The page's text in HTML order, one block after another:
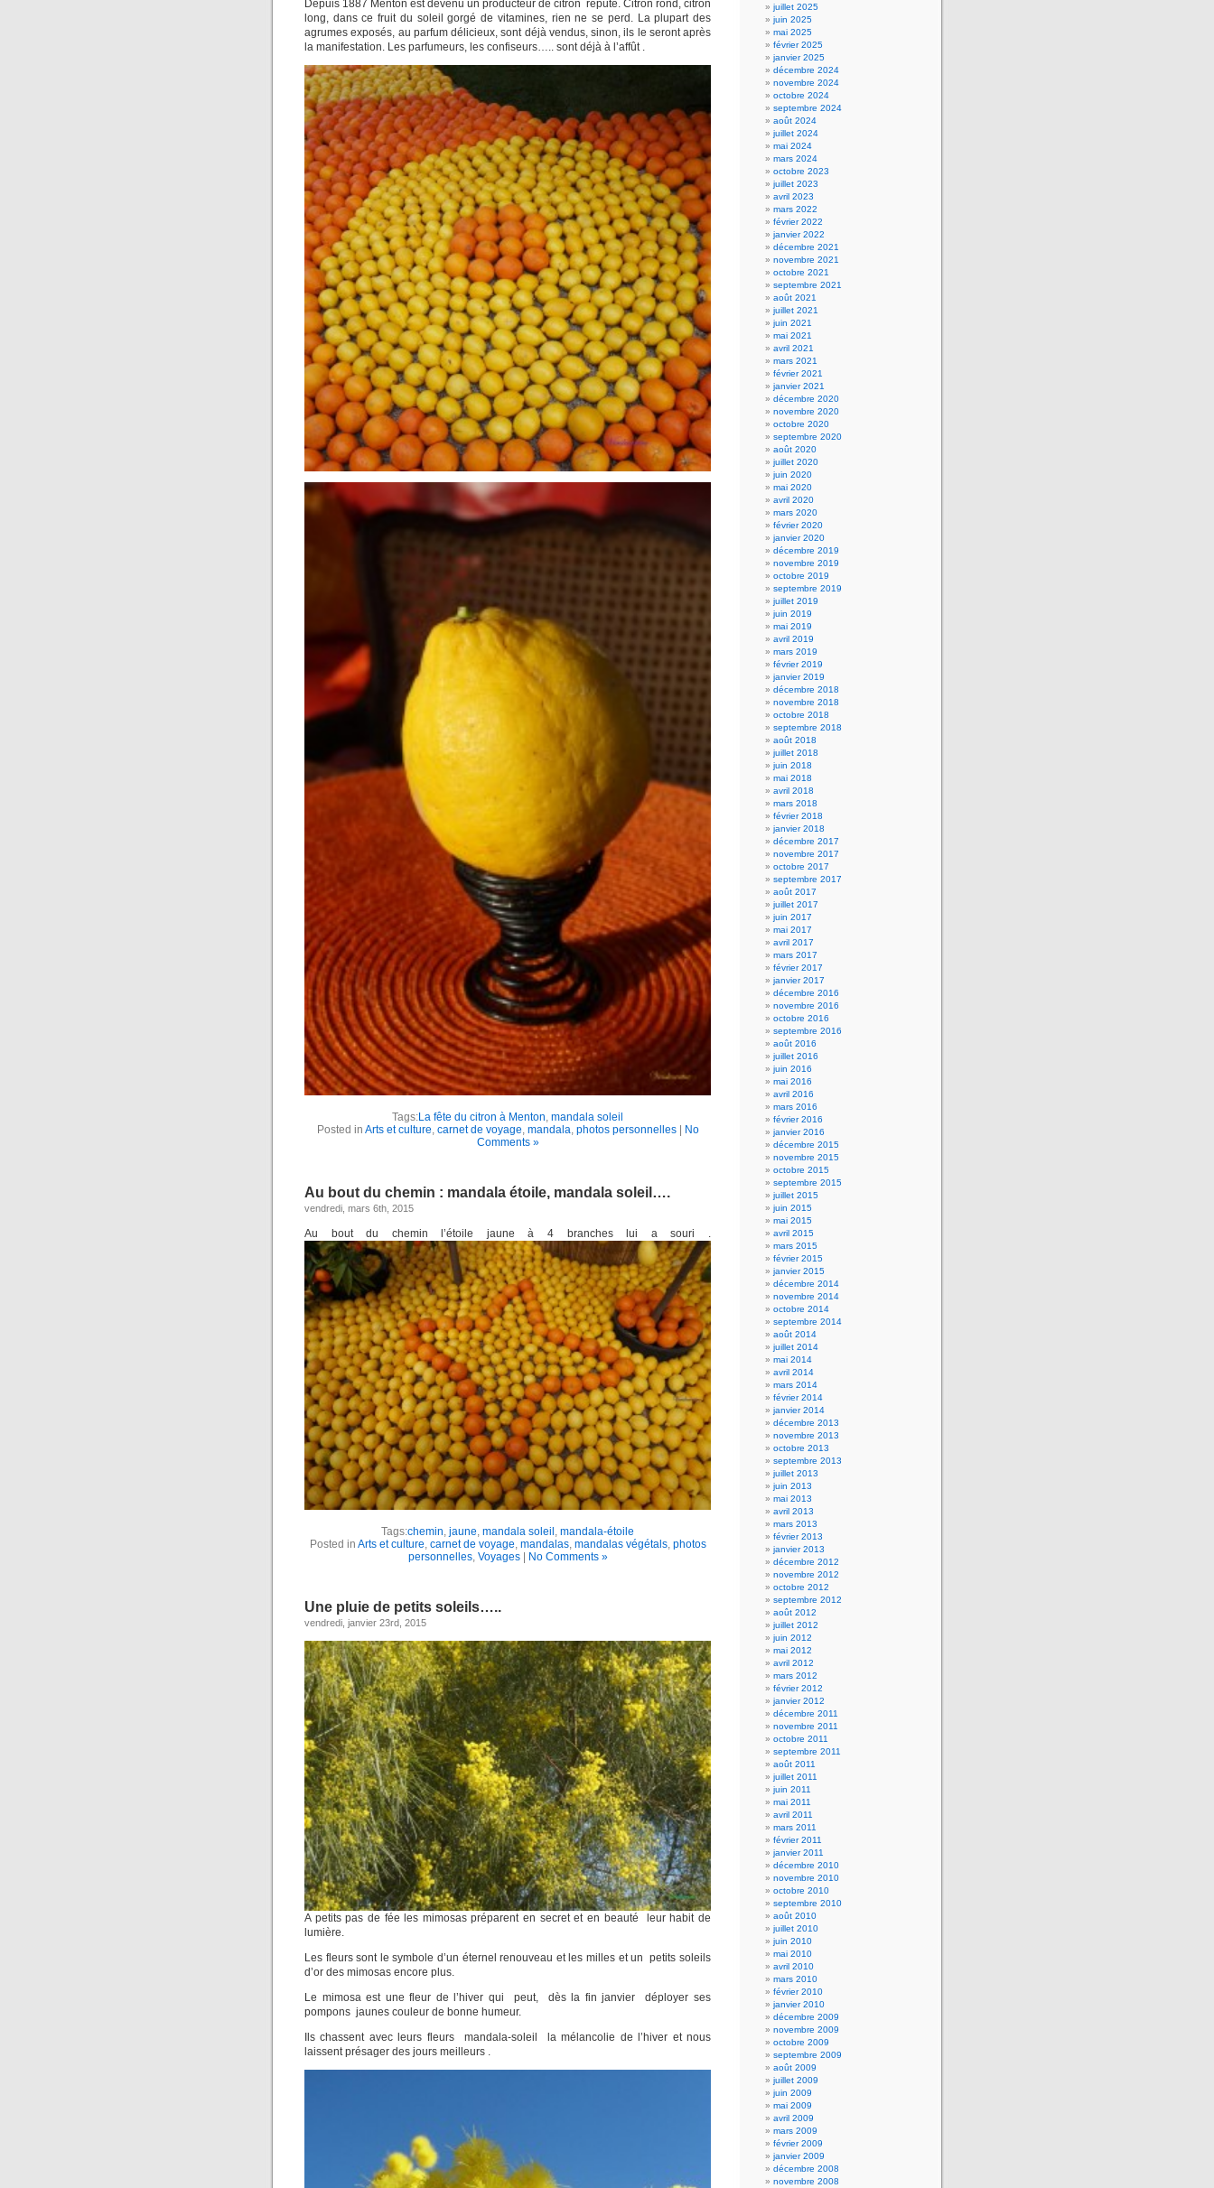
Depuis 1887 Menton est devenu un producteur de citron réputé. Citron rond, citron
long, dans ce fruit du soleil gorgé de vitamines, rien ne se perd. La plupart des
agrumes exposés, au parfum délicieux, sont déjà vendus, sinon, ils le seront après
la manifestation. Les parfumeurs, les confiseurs….. sont déjà à l’affût .
Tags:La fête du citron à Menton mandala soleil
Posted in Arts et culture carnet de voyage mandala photos personnelles| No
Comments »
Au bout du chemin : mandala étoile, mandala soleil….
vendredi, mars 6th, 2015
Au bout du chemin l’étoile jaune à 4 branches lui a souri .
Tags:chemin, jaune, mandala soleil , mandala-étoile
Posted in Arts et culture, carnet de voyage, mandalas, mandalas végétals, photos
personnelles, Voyages| No Comments »
Une pluie de petits soleils…..
vendredi, janvier 23rd, 2015
A petits pas de fée les mimosas préparent en secret et en beauté leur habit de
lumière.
Les fleurs sont le symbole d’un éternel renouveau et les milles et un petits soleils
d’or des mimosas encore plus.
Le mimosa est une fleur de l’hiver qui peut, dès la fin janvier déployer ses
pompons jaunes couleur de bonne humeur.
Ils chassent avec leurs fleurs mandala-soleil la mélancolie de l’hiver et nous
laissent présager des jours meilleurs .
juillet 2025
juin 2025
mai 2025
février 2025
janvier 2025
décembre 2024
novembre 2024
octobre 2024
septembre 2024
août 2024
juillet 2024
mai 2024
mars 2024
octobre 2023
juillet 2023
avril 2023
mars 2022
février 2022
janvier 2022
décembre 2021
novembre 2021
octobre 2021
septembre 2021
août 2021
juillet 2021
juin 2021
mai 2021
avril 2021
mars 2021
février 2021
janvier 2021
décembre 2020
novembre 2020
octobre 2020
septembre 2020
août 2020
juillet 2020
juin 2020
mai 2020
avril 2020
mars 2020
février 2020
janvier 2020
décembre 2019
novembre 2019
octobre 2019
septembre 2019
juillet 2019
juin 2019
mai 2019
avril 2019
mars 2019
février 2019
janvier 2019
décembre 2018
novembre 2018
octobre 2018
septembre 2018
août 2018
juillet 2018
juin 2018
mai 2018
avril 2018
mars 2018
février 2018
janvier 2018
décembre 2017
novembre 2017
octobre 2017
septembre 2017
août 2017
juillet 2017
juin 2017
mai 2017
avril 2017
mars 2017
février 2017
janvier 2017
décembre 2016
novembre 2016
octobre 2016
septembre 2016
août 2016
juillet 2016
juin 2016
mai 2016
avril 2016
mars 2016
février 2016
janvier 2016
décembre 2015
novembre 2015
octobre 2015
septembre 2015
juillet 2015
juin 2015
mai 2015
avril 2015
mars 2015
février 2015
janvier 2015
décembre 2014
novembre 2014
octobre 2014
septembre 2014
août 2014
juillet 2014
mai 2014
avril 2014
mars 2014
février 2014
janvier 2014
décembre 2013
novembre 2013
octobre 2013
septembre 2013
juillet 2013
juin 2013
mai 2013
avril 2013
mars 2013
février 2013
janvier 2013
décembre 2012
novembre 2012
octobre 2012
septembre 2012
août 2012
juillet 2012
juin 2012
mai 2012
avril 2012
mars 2012
février 2012
janvier 2012
décembre 2011
novembre 2011
octobre 2011
septembre 2011
août 2011
juillet 2011
juin 2011
mai 2011
avril 2011
mars 2011
février 2011
janvier 2011
décembre 2010
novembre 2010
octobre 2010
septembre 2010
août 2010
juillet 2010
juin 2010
mai 2010
avril 2010
mars 2010
février 2010
janvier 2010
décembre 2009
novembre 2009
octobre 2009
septembre 2009
août 2009
juillet 2009
juin 2009
mai 2009
avril 2009
mars 2009
février 2009
janvier 2009
décembre 2008
novembre 2008